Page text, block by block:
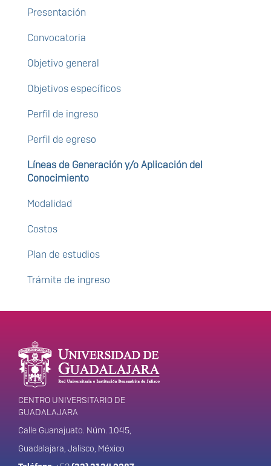
Presentación
Convocatoria
Objetivo general
Objetivos específicos
Perfil de ingreso
Perfil de egreso
Líneas de Generación y/o Aplicación del
Conocimiento
Modalidad
Costos
Plan de estudios
Trámite de ingreso
Enlaces de interés
Información del
portal
CENTRO UNIVERSITARIO DE
GUADALAJARA
Calle Guanajuato. Núm. 1045,
Guadalajara, Jalisco, México